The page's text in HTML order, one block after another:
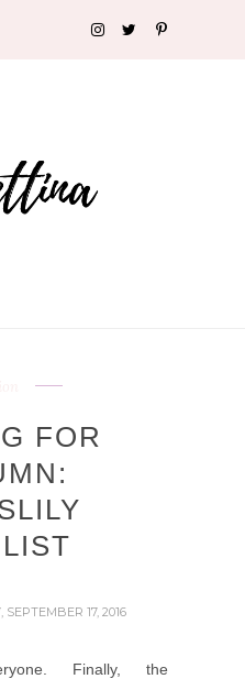
FOR
SEPTEMBER 17, 2016
Finally, the